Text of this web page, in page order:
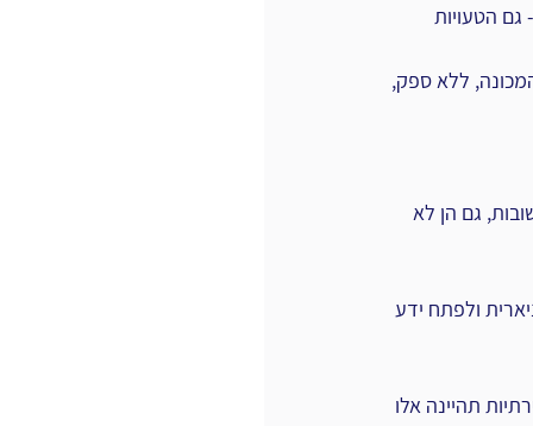
הטעויות
ללא ספק,
גם הן לא
ולפתח ידע
תהיינה אלו